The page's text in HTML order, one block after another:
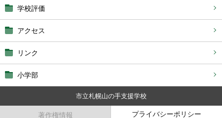
学校評価
アクセス
リンク
小学部
市立札幌山の手支援学校
著作権情報 プライバシーポリシー